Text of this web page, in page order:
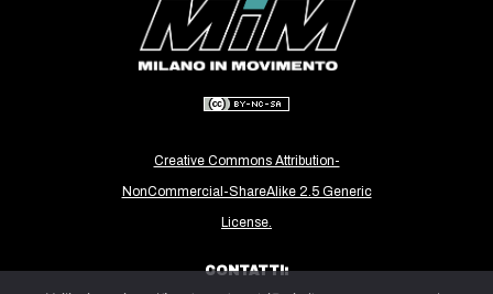
Creative Commons Attribution-
NonCommercial-ShareAlike 2.5 Generic
License.
CONTATTI: